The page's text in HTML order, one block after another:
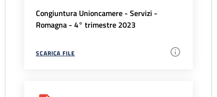
Congiuntura Unioncamere - Servizi -
Romagna - 4° trimestre 2023
SCARICA FILE